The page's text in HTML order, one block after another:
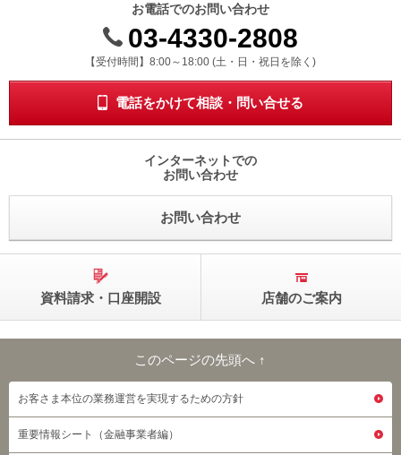
お電話でのお問い合わせ
03-4330-2808
受付時間 8時から18時 ドニチシュクジツを除く
【受付時間】8:00～18:00 (土・日・祝日を除く)
電話をかけて相談・問い合せる
インターネットでの
お問い合わせ
お問い合わせ
資料請求・口座開設 店舗のご案内
このページの先頭へ
このページの先頭へ ↑
お客さま本位の業務運営を実現するための方針
重要情報シート（金融事業者編）